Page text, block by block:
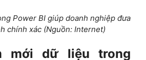
Power BI giúp doanh nghiệp đưa
chính xác (Nguồn: Internet)
mới dữ liệu trong